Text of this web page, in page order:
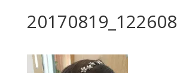
20170819_122608